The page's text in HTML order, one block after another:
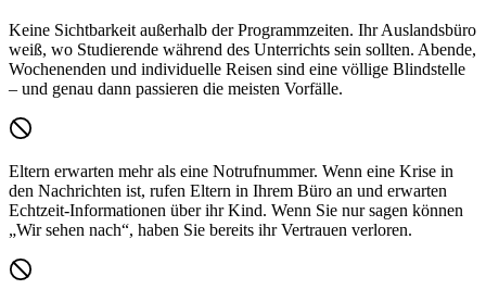
Keine Sichtbarkeit außerhalb der Programmzeiten. Ihr Auslandsbüro
weiß, wo Studierende während des Unterrichts sein sollten. Abende,
Wochenenden und individuelle Reisen sind eine völlige Blindstelle
– und genau dann passieren die meisten Vorfälle.
Eltern erwarten mehr als eine Notrufnummer. Wenn eine Krise in
den Nachrichten ist, rufen Eltern in Ihrem Büro an und erwarten
Echtzeit-Informationen über ihr Kind. Wenn Sie nur sagen können
„Wir sehen nach“, haben Sie bereits ihr Vertrauen verloren.